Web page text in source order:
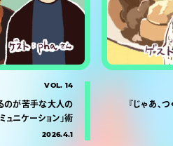
VOL. 14
のが苦手な大人の
ュニケーション」術
2026.4.1
『じゃあ、